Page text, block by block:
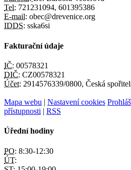
Tel: 721231094, 601395386
E-mail: obec@drevenice.org
IDDS: sska6si
Fakturační údaje
IČ: 00578321
DIČ: CZ00578321
Účet: 2914576339/0800, Česká
Mapa webu | Nastavení cookies
přístupnosti | RSS
Úřední hodiny
PO: 8:30-12:30
ÚT: